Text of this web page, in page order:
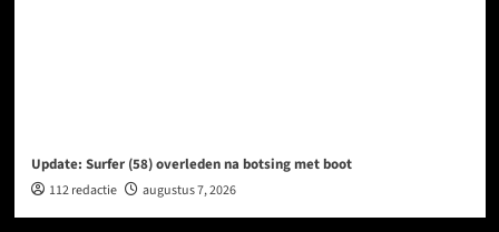
Update: Surfer (58) overleden na botsing met boot
112 redactie augustus 7, 2026